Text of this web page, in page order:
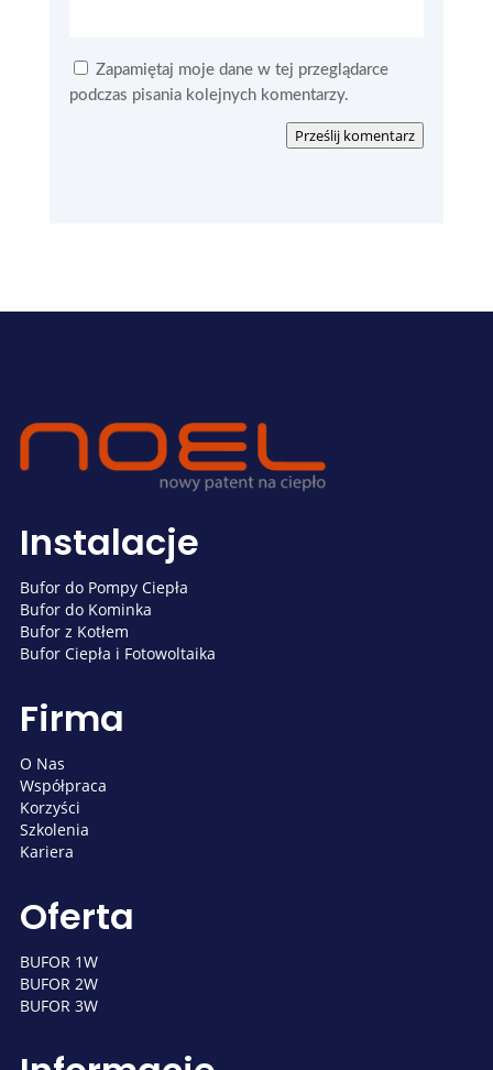
Zapamiętaj moje dane w tej przeglądarce
podczas pisania kolejnych komentarzy.
Prześlij komentarz
Instalacje
Bufor do Pompy Ciepła
Bufor do Kominka
Bufor z Kotłem
Bufor Ciepła i Fotowoltaika
Firma
O Nas
Współpraca
Korzyści
Szkolenia
Kariera
Oferta
BUFOR 1W
BUFOR 2W
BUFOR 3W